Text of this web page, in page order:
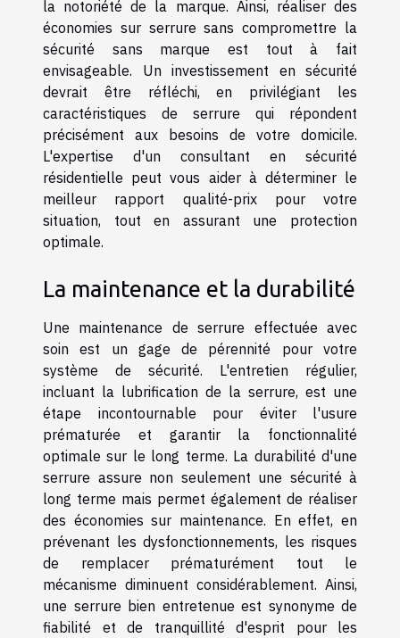
la notoriété de la marque. Ainsi, réaliser des
économies sur serrure sans compromettre la
sécurité sans marque est tout à fait
envisageable. Un investissement en sécurité
devrait être réfléchi, en privilégiant les
caractéristiques de serrure qui répondent
précisément aux besoins de votre domicile.
L'expertise d'un consultant en sécurité
résidentielle peut vous aider à déterminer le
meilleur rapport qualité-prix pour votre
situation, tout en assurant une protection
optimale.
La maintenance et la durabilité
Une maintenance de serrure effectuée avec
soin est un gage de pérennité pour votre
système de sécurité. L'entretien régulier,
incluant la lubrification de la serrure, est une
étape incontournable pour éviter l'usure
prématurée et garantir la fonctionnalité
optimale sur le long terme. La durabilité d'une
serrure assure non seulement une sécurité à
long terme mais permet également de réaliser
des économies sur maintenance. En effet, en
prévenant les dysfonctionnements, les risques
de remplacer prématurément tout le
mécanisme diminuent considérablement. Ainsi,
une serrure bien entretenue est synonyme de
fiabilité et de tranquillité d'esprit pour les